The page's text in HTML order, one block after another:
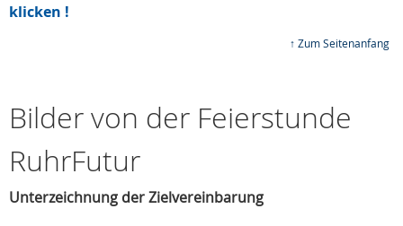
klicken !
↑ Zum Seitenanfang
Bilder von der Feierstunde
RuhrFutur
Unterzeichnung der Zielvereinbarung